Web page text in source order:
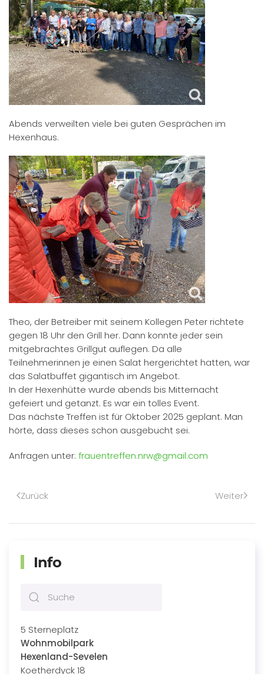
Abends verweilten viele bei guten Gesprächen im
Hexenhaus.
Theo, der Betreiber mit seinem Kollegen Peter richtete
gegen 18 Uhr den Grill her. Dann konnte jeder sein
mitgebrachtes Grillgut auflegen. Da alle
Teilnehmerinnen je einen Salat hergerichtet hatten, war
das Salatbuffet gigantisch im Angebot.
In der Hexenhütte wurde abends bis Mitternacht
gefeiert und getanzt. Es war ein tolles Event.
Das nächste Treffen ist für Oktober 2025 geplant. Man
hörte, dass dieses schon ausgebucht sei.
Anfragen unter: frauentreffen.nrw@gmail.com
Zurück Weiter
Info
5 Sterneplatz
Wohnmobilpark
Hexenland-Sevelen
Koetherdyck 18